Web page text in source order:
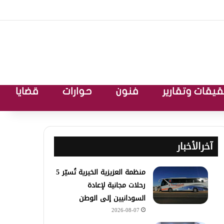
وتقارير فنون حوارات قضايا
آخرالأخبار
منظمة العزيزية الخيرية تُسيّر 5
رحلات مجانية لإعادة
السودانيين إلى الوطن
2026-08-07